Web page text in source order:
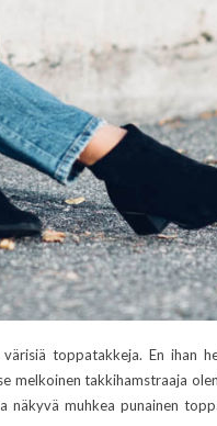
toppatakkeja. En ihan
melkoinen takkihamstraaja
näkyvä muhkea punainen